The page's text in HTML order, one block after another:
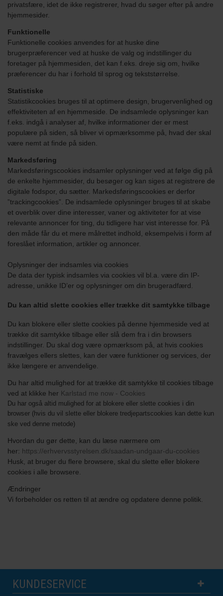
privatsfære, idet de ikke registrerer, hvad du søger efter på andre
hjemmesider.
Funktionelle
Funktionelle cookies anvendes for at huske dine
brugerpræferencer ved at huske de valg og indstillinger du
foretager på hjemmesiden, det kan f.eks. dreje sig om, hvilke
præferencer du har i forhold til sprog og tekststørrelse.
Statistiske
Statistikcookies bruges til at optimere design, brugervenlighed og
effektiviteten af en hjemmeside. De indsamlede oplysninger kan
f.eks. indgå i analyser af, hvilke informationer der er mest
populære på siden, så bliver vi opmærksomme på, hvad der skal
være nemt at finde på siden.
Markedsføring
Markedsføringscookies indsamler oplysninger ved at følge dig på
de enkelte hjemmesider, du besøger og kan siges at registrere de
digitale fodspor, du sætter. Markedsføringscookies er derfor
”trackingcookies”. De indsamlede oplysninger bruges til at skabe
et overblik over dine interesser, vaner og aktiviteter for at vise
relevante annoncer for ting, du tidligere har vist interesse for. På
den måde får du et mere målrettet indhold, eksempelvis i form af
foreslået information, artikler og annoncer.
Oplysninger der indsamles via cookies
De data der typisk indsamles via cookies vil bl.a. være din IP-
adresse, unikke ID’er og oplysninger om din brugeradfærd.
Du kan altid slette cookies eller trække dit samtykke tilbage
Du kan blokere eller slette cookies på denne hjemmeside ved at
trække dit samtykke tilbage eller slå dem fra i din browsers
indstillinger. Du skal dog være opmærksom på, at hvis cookies
fravælges ellers slettes, kan der være funktioner og services, der
ikke længere er anvendelige.
Du har altid mulighed for at trække dit samtykke til cookies tilbage
ved at klikke her Karlstad me now - Cookies
Du har også altid mulighed for at blokere eller slette cookies i din
browser (hvis du vil slette eller blokere tredjepartscookies kan dette kun
ske ved denne metode)
Hvordan du gør dette, kan du læse nærmere om
her: https://erhvervsstyrelsen.dk/saadan-undgaar-du-cookies
Husk, at bruger du flere browsere, skal du slette eller blokere
cookies i alle browsere.
Ændringer
Vi forbeholder os retten til at ændre og opdatere denne politik.
KUNDESERVICE